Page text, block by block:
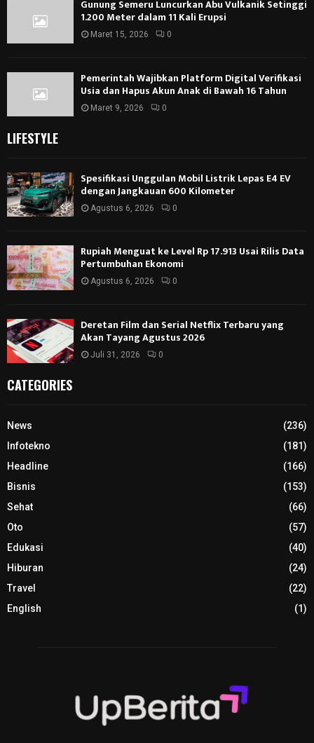
Gunung Semeru Luncurkan Abu Vulkanik Setinggi
1.200 Meter dalam 11 Kali Erupsi
Maret 15, 2026 0
Pemerintah Wajibkan Platform Digital Verifikasi
Usia dan Hapus Akun Anak di Bawah 16 Tahun
Maret 9, 2026 0
LIFESTYLE
Spesifikasi Unggulan Mobil Listrik Lepas E4 EV
dengan Jangkauan 600 Kilometer
Agustus 6, 2026 0
Rupiah Menguat ke Level Rp 17.913 Usai Rilis Data
Pertumbuhan Ekonomi
Agustus 6, 2026 0
Deretan Film dan Serial Netflix Terbaru yang
Akan Tayang Agustus 2026
Juli 31, 2026 0
CATEGORIES
News
(236)
Infotekno
(181)
Headline
(166)
Bisnis
(153)
Sehat
(66)
Oto
(57)
Edukasi
(40)
Hiburan
(24)
Travel
(22)
English
(1)